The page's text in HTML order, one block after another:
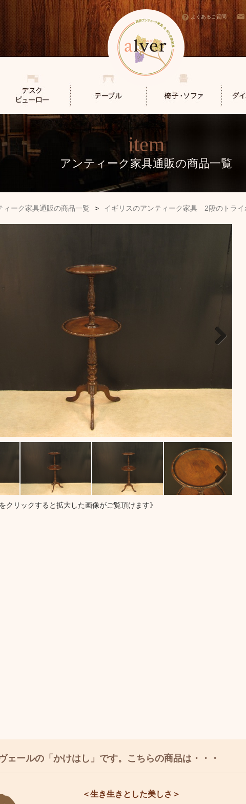
よくあるご質問
item
アンティーク家具通販の商品一覧
ィーク家具通販の商品一覧 > イギリスのアンティーク家具 2段のトライ
Next
クリックすると拡大した画像がご覧頂けます》
ェールの「かけはし」です。こちらの商品は・・・
＜生き生きとした美しさ＞